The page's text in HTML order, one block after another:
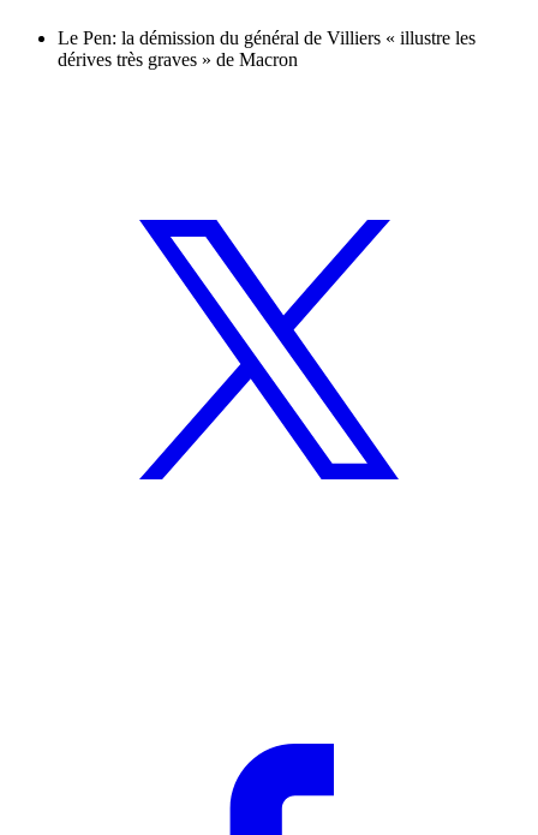
Le Pen: la démission du général de Villiers « illustre les
dérives très graves » de Macron